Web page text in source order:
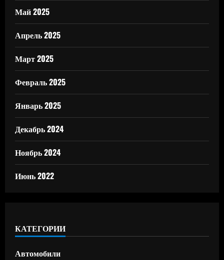
Май 2025
Апрель 2025
Март 2025
Февраль 2025
Январь 2025
Декабрь 2024
Ноябрь 2024
Июнь 2022
КАТЕГОРИИ
Автомобили